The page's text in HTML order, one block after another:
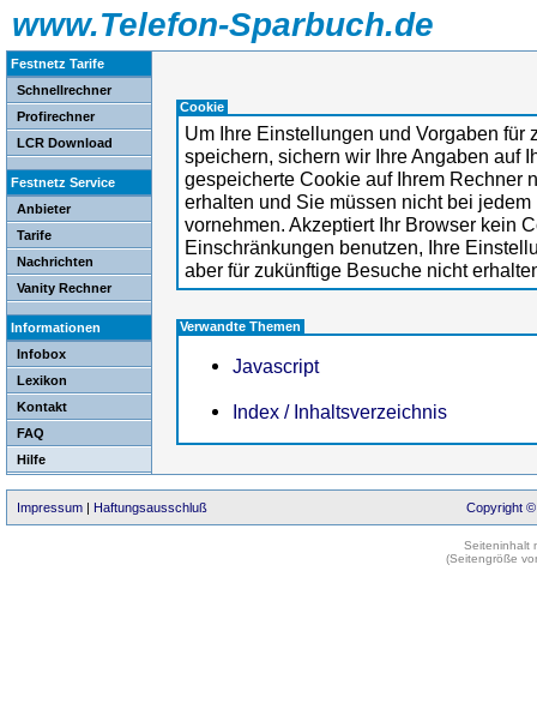
www.Telefon-Sparbuch.de
Festnetz Tarife
Schnellrechner
Profirechner
LCR Download
Festnetz Service
Anbieter
Tarife
Nachrichten
Vanity Rechner
Informationen
Infobox
Lexikon
Kontakt
FAQ
Hilfe
Cookie
Um Ihre Einstellungen und Vorgaben für
speichern, sichern wir Ihre Angaben auf
gespeicherte Cookie auf Ihrem Rechner
erhalten und Sie müssen nicht bei
vornehmen. Akzeptiert Ihr Browser kein
Einschränkungen benutzen, Ihre
aber für zukünftige Besuche nicht
Verwandte Themen
Javascript
Index / Inhaltsverzeichnis
Impressum | Haftungsausschluß Copyright ©
Seiteninhalt
(Seitengröße